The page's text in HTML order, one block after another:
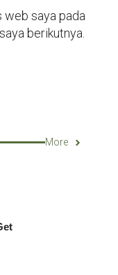
web saya pada
berikutnya.
More